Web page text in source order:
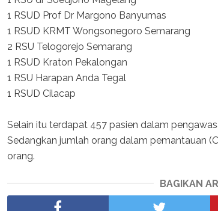
1 RSUD Prof Dr Margono Banyumas
1 RSUD KRMT Wongsonegoro Semarang
2 RSU Telogorejo Semarang
1 RSUD Kraton Pekalongan
1 RSU Harapan Anda Tegal
1 RSUD Cilacap
Selain itu terdapat 457 pasien dalam
Sedangkan jumlah orang dalam pemantauan
orang.
BAGIKAN